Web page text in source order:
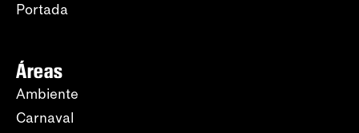
Portada
Áreas
Ambiente
Carnaval